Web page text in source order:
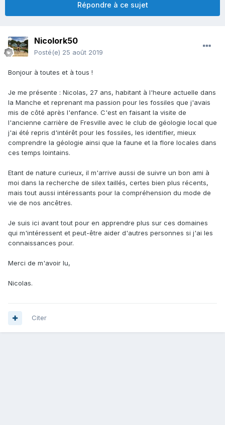
Répondre à ce sujet
Nicolork50
Posté(e) 25 août 2019
Bonjour à toutes et à tous !
Je me présente : Nicolas, 27 ans, habitant à l'heure actuelle dans
la Manche et reprenant ma passion pour les fossiles que j'avais
mis de côté après l'enfance. C'est en faisant la visite de
l'ancienne carrière de Fresville avec le club de géologie local que
j'ai été repris d'intérêt pour les fossiles, les identifier, mieux
comprendre la géologie ainsi que la faune et la flore locales dans
ces temps lointains.
Etant de nature curieux, il m'arrive aussi de suivre un bon ami à
moi dans la recherche de silex taillés, certes bien plus récents,
mais tout aussi intéressants pour la compréhension du mode de
vie de nos ancêtres.
Je suis ici avant tout pour en apprendre plus sur ces domaines
qui m'intéressent et peut-être aider d'autres personnes si j'ai les
connaissances pour.
Merci de m'avoir lu,
Nicolas.
Citer